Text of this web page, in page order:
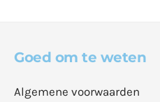
Goed om te weten
Algemene voorwaarden